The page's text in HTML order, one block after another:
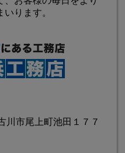
ります。
川市尾上町池田１７７